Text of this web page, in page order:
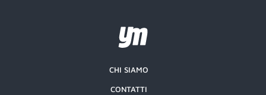
CHI SIAMO
CONTATTI